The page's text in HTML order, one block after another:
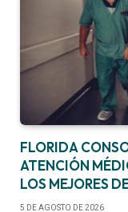
FLORIDA
ATENCIÓN
LOS MEJORES
5 DE AGOSTO DE 2026